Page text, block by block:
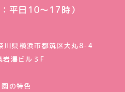
平日10〜17時）
県横浜市都筑区大丸8-4
岩澤ビル３F
園の特色